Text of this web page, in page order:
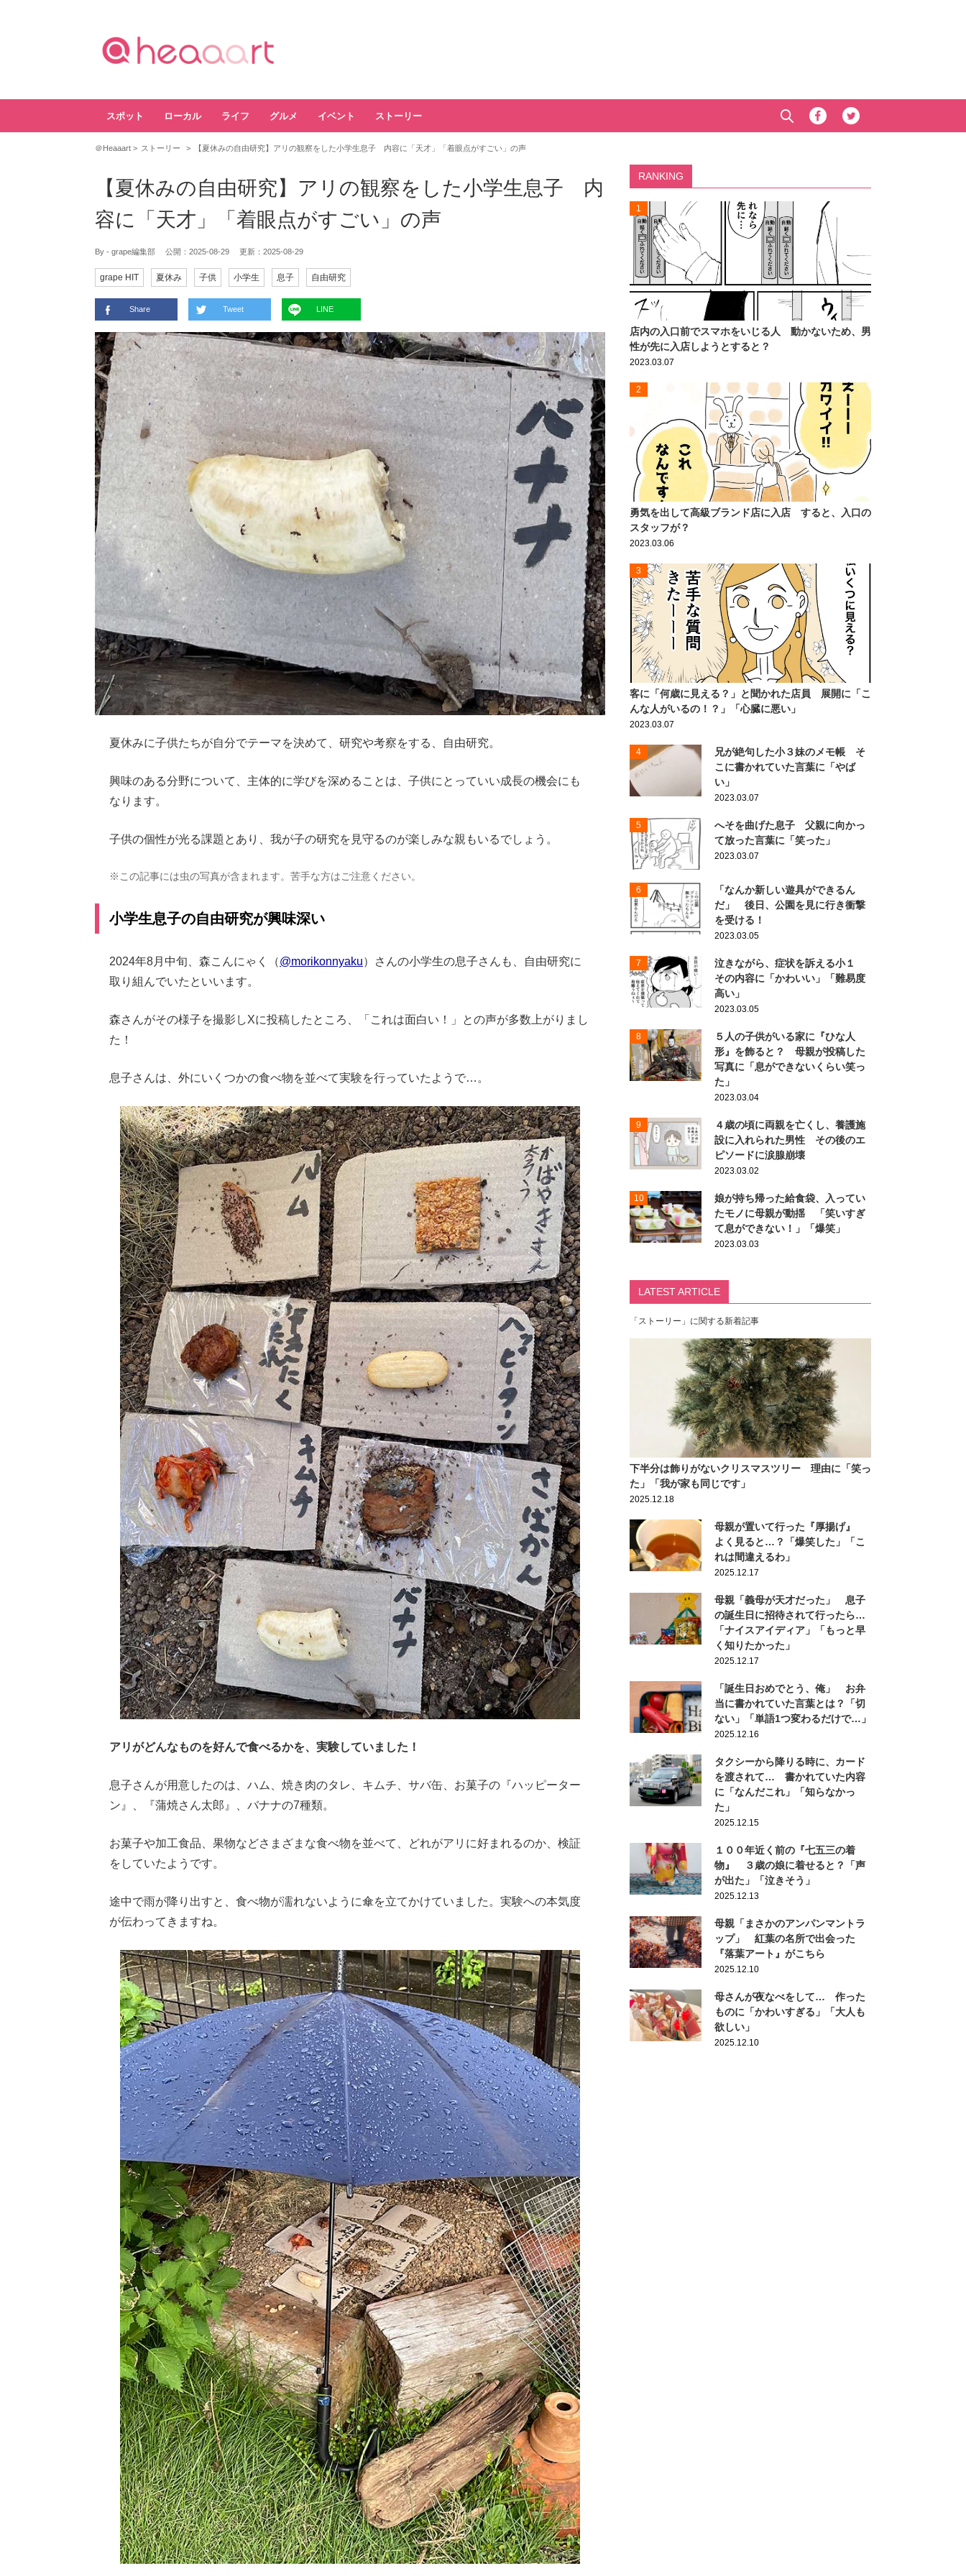
スポット ローカル ライフ グルメ イベント ストーリー
＠Heaaart ストーリー 【夏休みの自由研究】アリの観察をした小学生息子 内容に「天才」「着眼点がすごい」の声
【夏休みの自由研究】アリの観察をした小学生息子 内
容に「天才」「着眼点がすごい」の声
By - grape編集部 公開： 2025-08-29 更新： 2025-08-29
grape HIT 夏休み 子供 小学生 息子 自由研究
Share Tweet LINE
夏休みに子供たちが自分でテーマを決めて、研究や考察をする、自由研究。
興味のある分野について、主体的に学びを深めることは、子供にとっていい成長の機会にも
なります。
子供の個性が光る課題とあり、我が子の研究を見守るのが楽しみな親もいるでしょう。
※この記事には虫の写真が含まれます。苦手な方はご注意ください。
小学生息子の自由研究が興味深い
2024年8月中旬、森こんにゃく（@morikonnyaku）さんの小学生の息子さんも、自由研究に
取り組んでいたといいます。
森さんがその様子を撮影しXに投稿したところ、「これは面白い！」との声が多数上がりまし
た！
息子さんは、外にいくつかの食べ物を並べて実験を行っていたようで…。
アリがどんなものを好んで食べるかを、実験していました！
息子さんが用意したのは、ハム、焼き肉のタレ、キムチ、サバ缶、お菓子の『ハッピーター
ン』、『蒲焼さん太郎』、バナナの7種類。
お菓子や加工食品、果物などさまざまな食べ物を並べて、どれがアリに好まれるのか、検証
をしていたようです。
途中で雨が降り出すと、食べ物が濡れないように傘を立てかけていました。実験への本気度
が伝わってきますね。
RANKING
1
店内の入口前でスマホをいじる人 動かないため、男
性が先に入店しようとすると？
2023.03.07
2
勇気を出して高級ブランド店に入店 すると、入口の
スタッフが？
2023.03.06
3
客に「何歳に見える？」と聞かれた店員 展開に「こ
んな人がいるの！？」「心臓に悪い」
2023.03.07
4
兄が絶句した小３妹のメモ帳 そ
こに書かれていた言葉に「やば
い」
2023.03.07
5
へそを曲げた息子 父親に向かっ
て放った言葉に「笑った」
2023.03.07
6
「なんか新しい遊具ができるん
だ」 後日、公園を見に行き衝撃
を受ける！
2023.03.05
7
泣きながら、症状を訴える小１
その内容に「かわいい」「難易度
高い」
2023.03.05
8
５人の子供がいる家に『ひな人
形』を飾ると？ 母親が投稿した
写真に「息ができないくらい笑っ
た」
2023.03.04
9
４歳の頃に両親を亡くし、養護施
設に入れられた男性 その後のエ
ピソードに涙腺崩壊
2023.03.02
10
娘が持ち帰った給食袋、入ってい
たモノに母親が動揺 「笑いすぎ
て息ができない！」「爆笑」
2023.03.03
LATEST ARTICLE
「ストーリー」に関する新着記事
下半分は飾りがないクリスマスツリー 理由に「笑っ
た」「我が家も同じです」
2025.12.18
母親が置いて行った『厚揚げ』
よく見ると…？「爆笑した」「こ
れは間違えるわ」
2025.12.17
母親「義母が天才だった」 息子
の誕生日に招待されて行ったら…
「ナイスアイディア」「もっと早
く知りたかった」
2025.12.17
「誕生日おめでとう、俺」 お弁
当に書かれていた言葉とは？「切
ない」「単語1つ変わるだけで…」
2025.12.16
タクシーから降りる時に、カード
を渡されて… 書かれていた内容
に「なんだこれ」「知らなかっ
た」
2025.12.15
１００年近く前の『七五三の着
物』 ３歳の娘に着せると？「声
が出た」「泣きそう」
2025.12.13
母親「まさかのアンパンマントラ
ップ」 紅葉の名所で出会った
『落葉アート』がこちら
2025.12.10
母さんが夜なべをして… 作った
ものに「かわいすぎる」「大人も
欲しい」
2025.12.10